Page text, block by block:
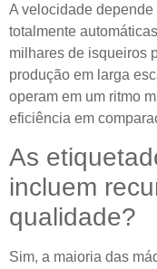
A velocidade
totalmente
milhares de isqueiros
produção em larga
operam em um ritmo
eficiência em
As
incluem
qualidade?
Sim, a maioria das